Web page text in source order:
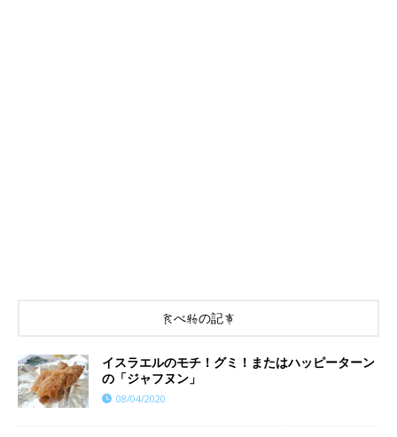
食べ物の記事
イスラエルのモチ！グミ！またはハッピーターン
の「ジャフヌン」
08/04/2020